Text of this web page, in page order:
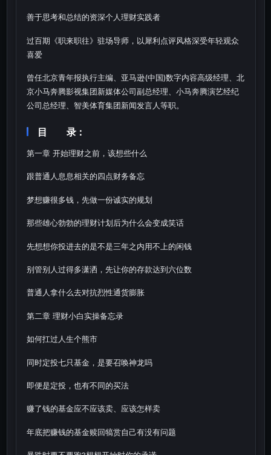
善于思考和总结的资深个人理财实践者
过百期《职来职往》驻场导师，以犀利点评风格深受年轻观众
喜爱
曾任北京青年报执行主编、亚马逊(中国)数字内容高级经理、北
京小马奔腾影视集团新媒体公司副总经理、小马奔腾演艺经纪
公司总经理、智美体育集团新闻发言人等职。
目 录：
第一章 开始理财之前，该想些什么
跟普通人息息相关的四点财务备忘
梦想赚很多钱，先做一份诚实的规划
那些雄心勃勃的理财计划后为什么会变成笑话
先想想你投进去的是不是三年之内用不上的闲钱
别管别人过得多潇洒，先让你的存款达到六位数
普通人拿什么去对抗烈性通货膨胀
第二章 理财小白实操备忘录
如何扛过人生个熊市
同时定投七只基金，是要召唤神龙吗
即便是定投，也有不同的买法
赚了钱的基金应不应该卖、应该怎样卖
年底把赚钱的基金赎回犒赏自己有没有问题